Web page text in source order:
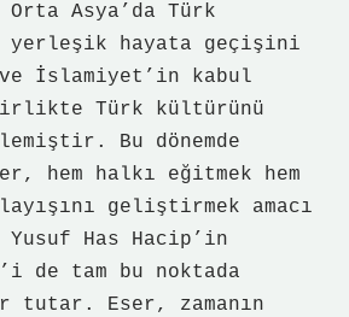
Asya’da Türk
hayata geçişini
ve İslamiyet’in kabul
Türk kültürünü
Bu dönemde
hem halkı eğitmek hem
geliştirmek amacı
Yusuf Has Hacip’in
de tam bu noktada
tutar. Eser, zamanın